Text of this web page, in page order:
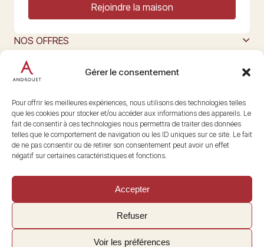
Gérer le consentement
Pour offrir les meilleures expériences, nous utilisons des technologies telles
que les cookies pour stocker et/ou accéder aux informations des appareils. Le
fait de consentir à ces technologies nous permettra de traiter des données
telles que le comportement de navigation ou les ID uniques sur ce site. Le fait
de ne pas consentir ou de retirer son consentement peut avoir un effet
négatif sur certaines caractéristiques et fonctions.
Accepter
Refuser
Voir les préférences
Rejoindre la maison
NOS OFFRES
L’ART DU FROMAGE
Nous suivre
@maisonandrouet
Copyright © 2026 Androuet
Site parMake the Grade